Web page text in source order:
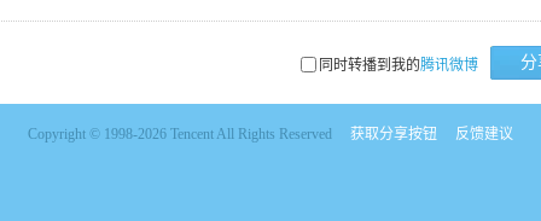
同时转播到我的腾讯微博 分
Copyright © 1998-2026 Tencent All Rights Reserved 获取分享按钮 反馈建议